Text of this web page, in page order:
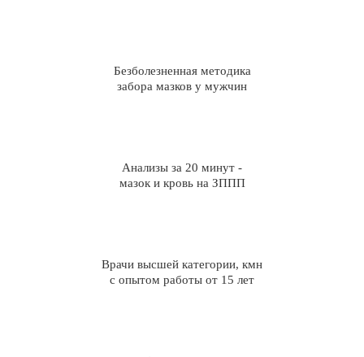
Безболезненная методика
забора мазков у мужчин
Анализы за 20 минут -
мазок и кровь на ЗППП
Врачи высшей категории, кмн
с опытом работы от 15 лет